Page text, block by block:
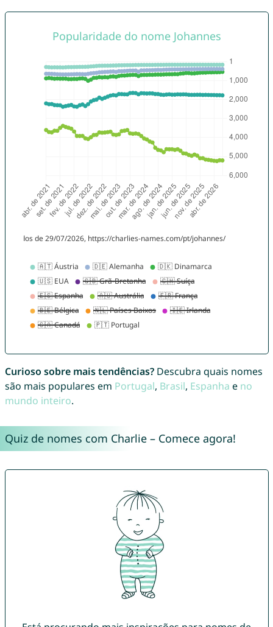
Curioso sobre mais tendências?Descubra quais nomes
são mais populares em Portugal, Brasil, Espanha e no
mundo inteiro.
Quiz de nomes com Charlie – Comece agora!